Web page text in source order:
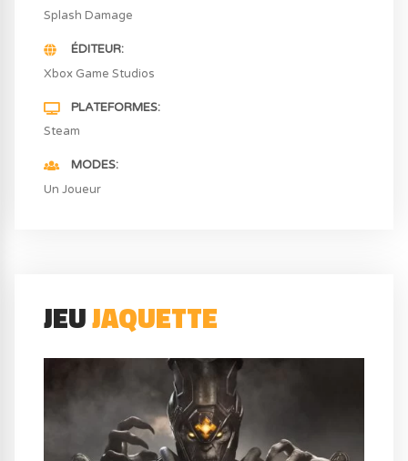
Splash Damage
ÉDITEUR
Xbox Game Studios
PLATEFORMES
Steam
MODES
Un Joueur
JEUJAQUETTE